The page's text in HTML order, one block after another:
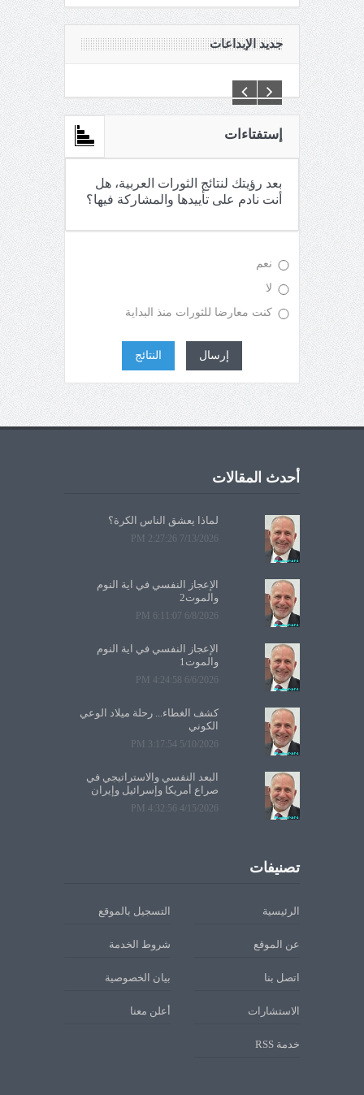
جديد الإبداعات
إستفتاءات
بعد رؤيتك لنتائج الثورات العربية، هل
أنت نادم على تأييدها والمشاركة فيها؟
نعم
لا
كنت معارضا للثورات منذ البداية
إرسال النتائج
أحدث المقالات
لماذا يعشق الناس الكرة؟
7/13/2026 2:27:26 PM
الإعجاز النفسي في آية النوم
والموت2
6/8/2026 6:11:07 PM
الإعجاز النفسي في آية النوم
والموت1
6/6/2026 4:24:58 PM
كشف الغطاء... رحلة ميلاد الوعي
الكوني
5/10/2026 3:17:54 PM
البعد النفسي والاستراتيجي في
صراع أمريكا وإسرائيل وإيران
4/15/2026 4:32:56 PM
تصنيفات
الرئيسية التسجيل بالموقع
عن الموقع شروط الخدمة
اتصل بنا بيان الخصوصية
الاستشارات أعلن معنا
خدمة RSS